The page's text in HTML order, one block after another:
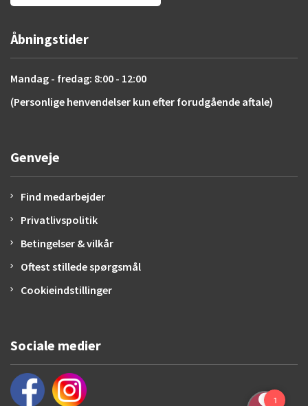
Åbningstider
Mandag - fredag: 8:00 - 12:00
(Personlige henvendelser kun efter forudgående aftale)
Genveje
Find medarbejder
Privatlivspolitik
Betingelser & vilkår
Oftest stillede spørgsmål
Cookieindstillinger
Sociale medier